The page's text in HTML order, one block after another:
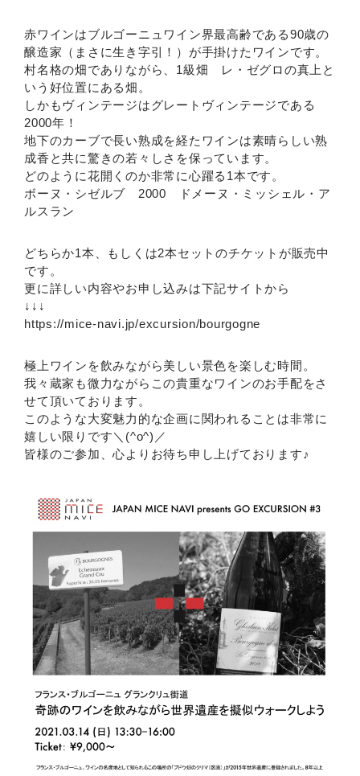
赤ワインはブルゴーニュワイン界最高齢である90歳の
醸造家（まさに生き字引！）が手掛けたワインです。
村名格の畑でありながら、1級畑 レ・ゼグロの真上と
いう好位置にある畑。
しかもヴィンテージはグレートヴィンテージである
2000年！
地下のカーブで長い熟成を経たワインは素晴らしい熟
成香と共に驚きの若々しさを保っています。
どのように花開くのか非常に心躍る1本です。
ボーヌ・シゼルブ 2000 ドメーヌ・ミッシェル・ア
ルスラン
どちらか1本、もしくは2本セットのチケットが販売中
です。
更に詳しい内容やお申し込みは下記サイトから
↓↓↓
https://mice-navi.jp/excursion/bourgogne
極上ワインを飲みながら美しい景色を楽しむ時間。
我々蔵家も微力ながらこの貴重なワインのお手配をさ
せて頂いております。
このような大変魅力的な企画に関われることは非常に
嬉しい限りです＼(^o^)／
皆様のご参加、心よりお待ち申し上げております♪